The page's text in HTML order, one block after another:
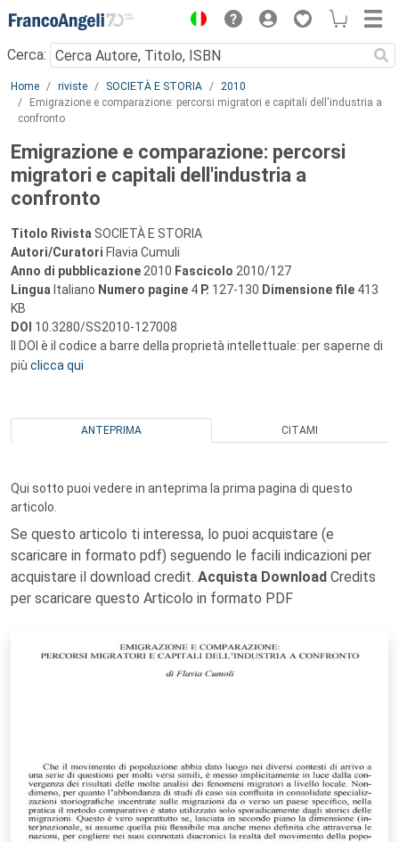
Menu
Cerca:
Main content
Home riviste SOCIETÀ E STORIA
2010
Emigrazione e comparazione: percorsi migratori e capitali dell'industria a
confronto
Emigrazione e comparazione: percorsi
migratori e capitali dell'industria a
confronto
Titolo Rivista SOCIETÀ E STORIA
Autori/Curatori Flavia Cumuli
Anno di pubblicazione 2010 Fascicolo 2010/127
Lingua Italiano Numero pagine 4 P. 127-130 Dimensione file 413
KB
DOI 10.3280/SS2010-127008
Il DOI è il codice a barre della proprietà intellettuale: per saperne di
più clicca qui
ANTEPRIMA CITAMI
Qui sotto puoi vedere in anteprima la prima pagina di questo
articolo.
Se questo articolo ti interessa, lo puoi acquistare (e
scaricare in formato pdf) seguendo le facili indicazioni per
acquistare il download credit. Acquista Download Credits
per scaricare questo Articolo in formato PDF